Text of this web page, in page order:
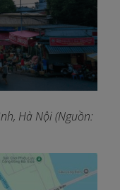
Hà Nội (Nguồn: